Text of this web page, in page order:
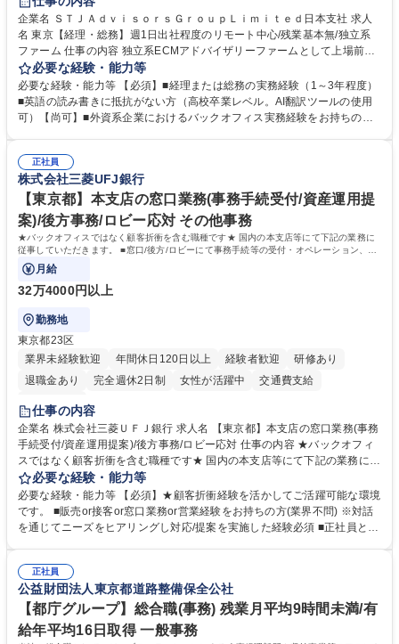
企業名 ＳＴＪＡｄｖｉｓｏｒｓＧｒｏｕｐＬｉｍｉｔｅｄ日本支社 求人
名 東京【経理・総務】週1日出社程度のリモート中心/残業基本無/独立系
ファーム 仕事の内容 独立系ECMアドバイザリーファームとして上場前後
の資本市場戦略を設計する当社にて経理・総務をお任せします。基礎的な
バックオフィス業務からスタートし組織を支える専任担当として広く活躍
できる環境です。 ■日常経理、月次および年次決算サポート業務 ■本国
（グローバル）との英文メール対応（AI翻訳ツール等を使用しての対応で
業務をお任せします。残業も基本的には発生せず、ご自身のペースで業務
を進めやすく定着率の高い環境です。 募集職種 東京【経理・総務】週1日
出社程度のリモート中心/残業基本無/独立系ファーム
必要な経験・能力等
必要な経験・能力等 【必須】■経理または総務の実務経験（1～3年程度）
■英語の読み書きに抵抗がない方（高校卒業レベル。AI翻訳ツールの使用
可）【尚可】■外資系企業におけるバックオフィス実務経験をお持ちの方
【働き方について】現在は週4日程度の在宅勤務を実施しており、ワーク
ライフバランスを重視する方に最適な環境です（フルリモートも面接で相
談可）。【求める人物像】幅広いバックオフィス業務に柔軟に対応でき、
社内外と円滑にコミュニケーションを取りながら業務を推進できる方 学
歴・資格 学歴：大学院 大学 高専 短大 専修学校 高校 語学力： 資格：
正社員
株式会社三菱UFJ銀行
【東京都】本支店の窓口業務(事務手続受付/資産運用提
案)/後方事務/ロビー応対 その他事務
★バックオフィスではなく顧客折衝を含む職種です★ 国内の本支店等にて下記の業務に
従事していただきます。 ■窓口/後方/ロビーにて事務手続等の受付・オペレーション、お
客様対応
月給
32万4000円以上
勤務地
東京都23区
業界未経験歓迎
年間休日120日以上 経験者歓迎
研修あり
退職金あり
完全週休2日制 女性が活躍中
交通費支給
土日祝休み
仕事の内容
企業名 株式会社三菱ＵＦＪ銀行 求人名 【東京都】本支店の窓口業務(事務
手続受付/資産運用提案)/後方事務/ロビー応対 仕事の内容 ★バックオフィ
スではなく顧客折衝を含む職種です★ 国内の本支店等にて下記の業務に従
事していただきます。 ■窓口/後方/ロビーにて事務手続等の受付・オペレ
ーション、お客様対応 ■窓口にて、ご来店された個人のお客様に対して金
融商品のご提案 ■効率的な事務運用の検討・構築等 ≪業務紹介：ご応募前
に必ずご覧ください≫ ※記事 https://www.mysite.bk.mufg.jp/career/circle/
必要な経験・能力等
必要な経験・能力等 【必須】★顧客折衝経験を活かしてご活躍可能な環境
です。 ■販売or接客or窓口業務or営業経験をお持ちの方(業界不問) ※対話
を通じてニーズをヒアリングし対応/提案を実施した経験必須 ■正社員とし
るので安心して入行いただけます。 幅広いキャリアの選択肢があり、公募
や社内副業等を活用し、 一人ひとりが挑戦できるカルチャーが浸透してい
ます。 学歴・資格 学歴：大学院 大学 高専 短大 専修学校 高校 語学力：
資格：
正社員
公益財団法人東京都道路整備保全公社
【都庁グループ】総合職(事務) 残業月平均9時間未満/有
給年平均16日取得 一般事務